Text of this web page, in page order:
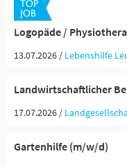
Logopäde /
13.07.2026 / Lebenshilfe
Landwirtschaftlicher
17.07.2026 /
Gartenhilfe (m/w/d)